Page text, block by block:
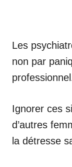
Les
non par
Ignorer ces
d’autres
la détresse